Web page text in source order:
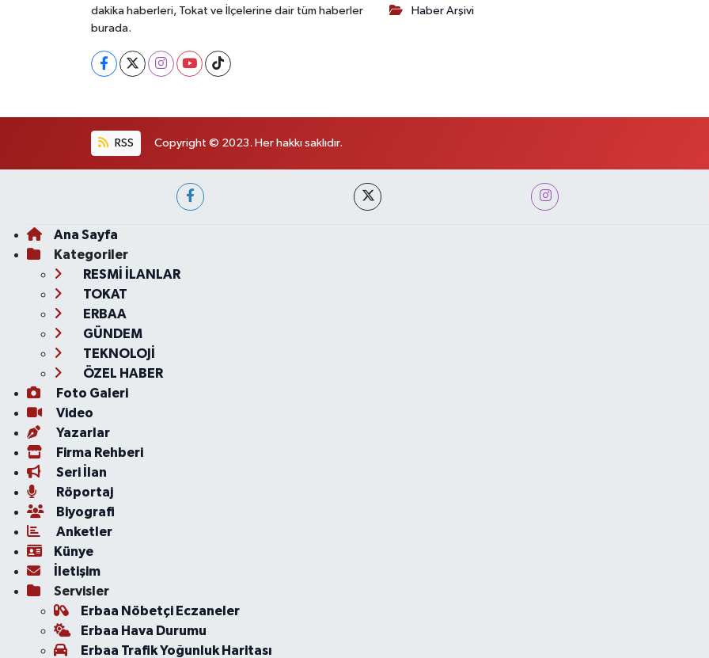
dakika haberleri, Tokat ve İlçelerine dair tüm haberler
burada.
Haber Arşivi
RSS Copyright © 2023. Her hakkı saklıdır.
Ana Sayfa
Kategoriler
RESMİ İLANLAR
TOKAT
ERBAA
GÜNDEM
TEKNOLOJİ
ÖZEL HABER
Foto Galeri
Video
Yazarlar
Firma Rehberi
Seri İlan
Röportaj
Biyografi
Anketler
Künye
İletişim
Servisler
Erbaa Nöbetçi Eczaneler
Erbaa Hava Durumu
Erbaa Trafik Yoğunluk Haritası